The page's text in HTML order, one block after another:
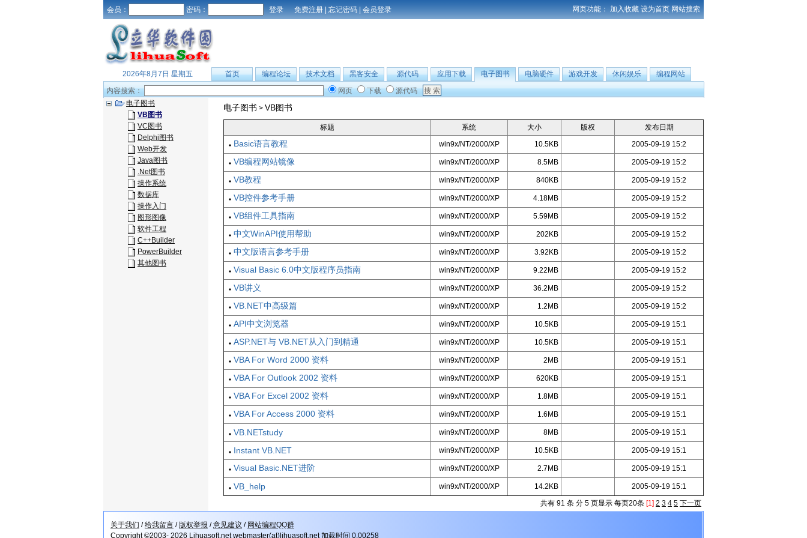
会员： 密码： 免费注册 | 忘记密码 | 会员登录 网页功能： 加入收藏 设为首页 网站搜索
2026年8月7日 星期五 首页 编程论坛 技术文档 黑客安全 源代码 应用下载 电子图书 电脑硬件 游戏开发 休闲娱乐
编程网站
内容搜索：
网页 下载
源代码
电子图书
VB图书
VC图书
Delphi图书
Web开发
Java图书
.Net图书
操作系统
数据库
操作入门
图形图像
软件工程
C++Builder
PowerBuilder
其他图书
电子图书 > VB图书
标题 系统 大小 版权 发布日期
Basic语言教程 win9x/NT/2000/XP 10.5KB 2005-09-19 15:2
VB编程网站镜像 win9x/NT/2000/XP 8.5MB 2005-09-19 15:2
VB教程 win9x/NT/2000/XP 840KB 2005-09-19 15:2
VB控件参考手册 win9x/NT/2000/XP 4.18MB 2005-09-19 15:2
VB组件工具指南 win9x/NT/2000/XP 5.59MB 2005-09-19 15:2
中文WinAPI使用帮助 win9x/NT/2000/XP 202KB 2005-09-19 15:2
中文版语言参考手册 win9x/NT/2000/XP 3.92KB 2005-09-19 15:2
Visual Basic 6.0中文版程序员指南 win9x/NT/2000/XP 9.22MB 2005-09-19 15:2
VB讲义 win9x/NT/2000/XP 36.2MB 2005-09-19 15:2
VB.NET中高级篇 win9x/NT/2000/XP 1.2MB 2005-09-19 15:2
API中文浏览器 win9x/NT/2000/XP 10.5KB 2005-09-19 15:1
ASP.NET与 VB.NET从入门到精通 win9x/NT/2000/XP 10.5KB 2005-09-19 15:1
VBA For Word 2000 资料 win9x/NT/2000/XP 2MB 2005-09-19 15:1
VBA For Outlook 2002 资料 win9x/NT/2000/XP 620KB 2005-09-19 15:1
VBA For Excel 2002 资料 win9x/NT/2000/XP 1.8MB 2005-09-19 15:1
VBA For Access 2000 资料 win9x/NT/2000/XP 1.6MB 2005-09-19 15:1
VB.NETstudy win9x/NT/2000/XP 8MB 2005-09-19 15:1
Instant VB.NET win9x/NT/2000/XP 10.5KB 2005-09-19 15:1
Visual Basic.NET进阶 win9x/NT/2000/XP 2.7MB 2005-09-19 15:1
VB_help win9x/NT/2000/XP 14.2KB
2005-09-19 15:1
共有 91 条 分 5 页显示 每页20条 [1] 2 3 4 5 下一页
关于我们 /给我留言 /版权举报 /意见建议 / 网站编程QQ群
Copyright ©2003- 2026 Lihuasoft.net webmaster(at)lihuasoft.net 加载时间 0.00258